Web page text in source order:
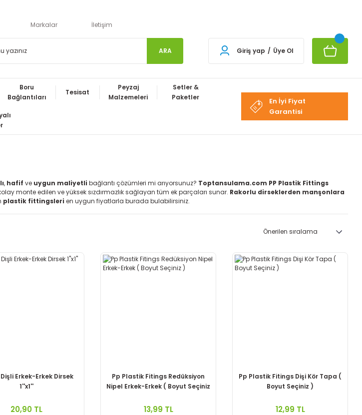
Markalar İletişim
ARA Giriş yap / Üye Ol
Boru
Bağlantıları
Tesisat
Peyzaj
Malzemeleri
Setler &
Paketler
En İyi Fiyat
Garantisi
, hafif ve uygun maliyetli bağlantı çözümleri mi arıyorsunuz? Toptansulama.com PP Plastik Fittings
monte edilen ve yüksek sızdırmazlık sağlayan tüm ek parçaları sunar. Rakorlu dirseklerden manşonlara
plastik fittingsleri en uygun fiyatlarla burada bulabilirsiniz.
Dişli Erkek-Erkek Dirsek
1''x1''
20,90 TL
Pp Plastik Fitings Redüksiyon
Nipel Erkek-Erkek ( Boyut Seçiniz
13,99 TL
Pp Plastik Fitings Dişi Kör Tapa (
Boyut Seçiniz )
12,99 TL